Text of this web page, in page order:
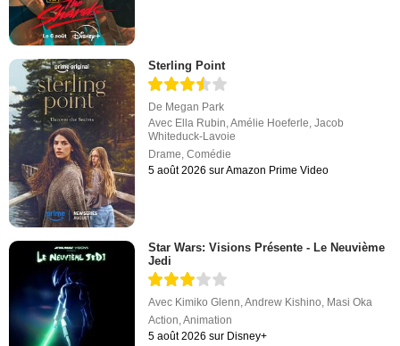
Sterling Point
De Megan Park
Avec Ella Rubin,Amélie Hoeferle,Jacob
Whiteduck-Lavoie
Drame,Comédie
5 août 2026 sur Amazon Prime Video
Star Wars: Visions Présente - Le Neuvième
Jedi
Avec Kimiko Glenn ,Andrew Kishino Masi Oka
Action ,Animation
5 août 2026 sur Disney+